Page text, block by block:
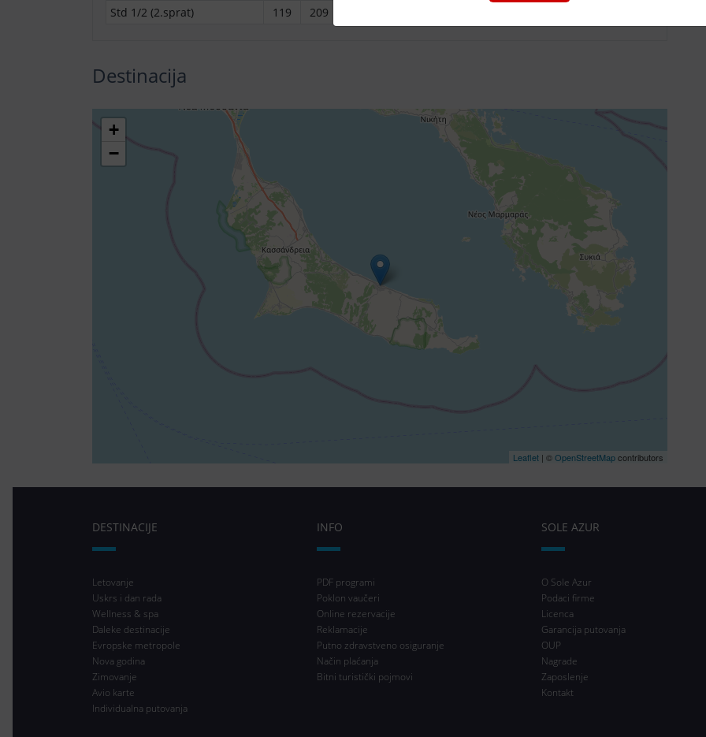
Std 1/2 (2.sprat)
119 209
Destinacija
+
−
Leaflet | ©OpenStreetMapcontributors
DESTINACIJE
Letovanje
Uskrs i dan rada
Wellness & spa
Daleke destinacije
Evropske metropole
Nova godina
Zimovanje
Avio karte
Individualna putovanja
INFO
PDF programi
Poklon vaučeri
Online rezervacije
Reklamacije
Putno zdravstveno osiguranje
Način plaćanja
Bitni turistički pojmovi
SOLE AZUR
O Sole Azur
Podaci firme
Licenca
Garancija putovanja
OUP
Nagrade
Zaposlenje
Kontakt